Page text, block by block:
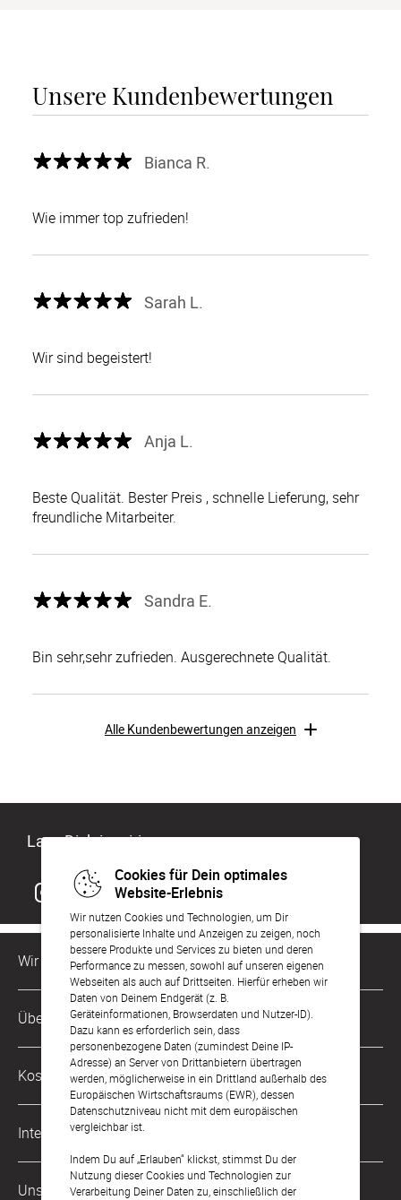
Cookies für Dein optimales
Website-Erlebnis
Wir nutzen Cookies und Technologien, um Dir
personalisierte Inhalte und Anzeigen zu zeigen, noch
bessere Produkte und Services zu bieten und deren
Performance zu messen, sowohl auf unseren eigenen
Webseiten als auch auf Drittseiten. Hierfür erheben wir
Daten von Deinem Endgerät (z. B.
Geräteinformationen, Browserdaten und Nutzer-ID).
Dazu kann es erforderlich sein, dass
personenbezogene Daten (zumindest Deine IP-
Adresse) an Server von Drittanbietern übertragen
werden, möglicherweise in ein Drittland außerhalb des
Europäischen Wirtschaftsraums (EWR), dessen
Datenschutzniveau nicht mit dem europäischen
vergleichbar ist.
Indem Du auf „Erlauben“ klickst, stimmst Du der
Nutzung dieser Cookies und Technologien zur
Verarbeitung Deiner Daten zu, einschließlich der
Unsere Kundenbewertungen
Bianca R.
Wie immer top zufrieden!
Sarah L.
Wir sind begeistert!
Anja L.
Beste Qualität. Bester Preis , schnelle Lieferung, sehr
freundliche Mitarbeiter.
Sandra E.
Bin sehr,sehr zufrieden. Ausgerechnete Qualität.
Alle Kundenbewertungen anzeigen
Lass Dich inspirieren
Wir sind für Dich da
Kundenservice-Hotline
0221 956 725 10
Mo. - Fr. von 9 bis 17 Uhr
kontakt@sendmoments.de
Über Uns
Philosophie
Karriere
Impressum
AGB & Widerrufsrecht
Zahlung & Versand
Kostenlose Services
Musterkarten
Digitale Fotoalben
Digitale Gästelisten
International
Österreich
Unsere Zahlungsarten